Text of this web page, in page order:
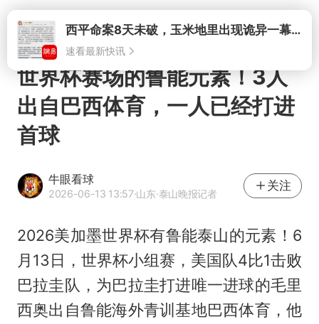
打开
世界杯赛场的鲁能元素！3人
出自巴西体育，一人已经打进
首球
牛眼看球
2026-06-13 13:57·山东·泰山晚报记者
关注
2026美加墨世界杯有鲁能泰山的元素！6
月13日，世界杯小组赛，美国队4比1击败
巴拉圭队，为巴拉圭打进唯一进球的毛里
西奥出自鲁能海外青训基地巴西体育，他